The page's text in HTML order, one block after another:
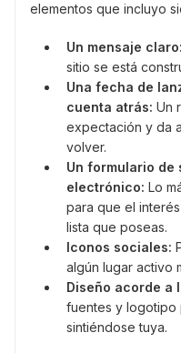
elementos que incluyo
Un mensaje claro:
sitio se está
Una fecha de
cuenta atrás: Un
expectación y da
volver.
Un formulario
electrónico: Lo
para que el
lista que poseas.
Iconos sociales:
algún lugar activo
Diseño acorde a
fuentes y logotipo
sintiéndose tuya.